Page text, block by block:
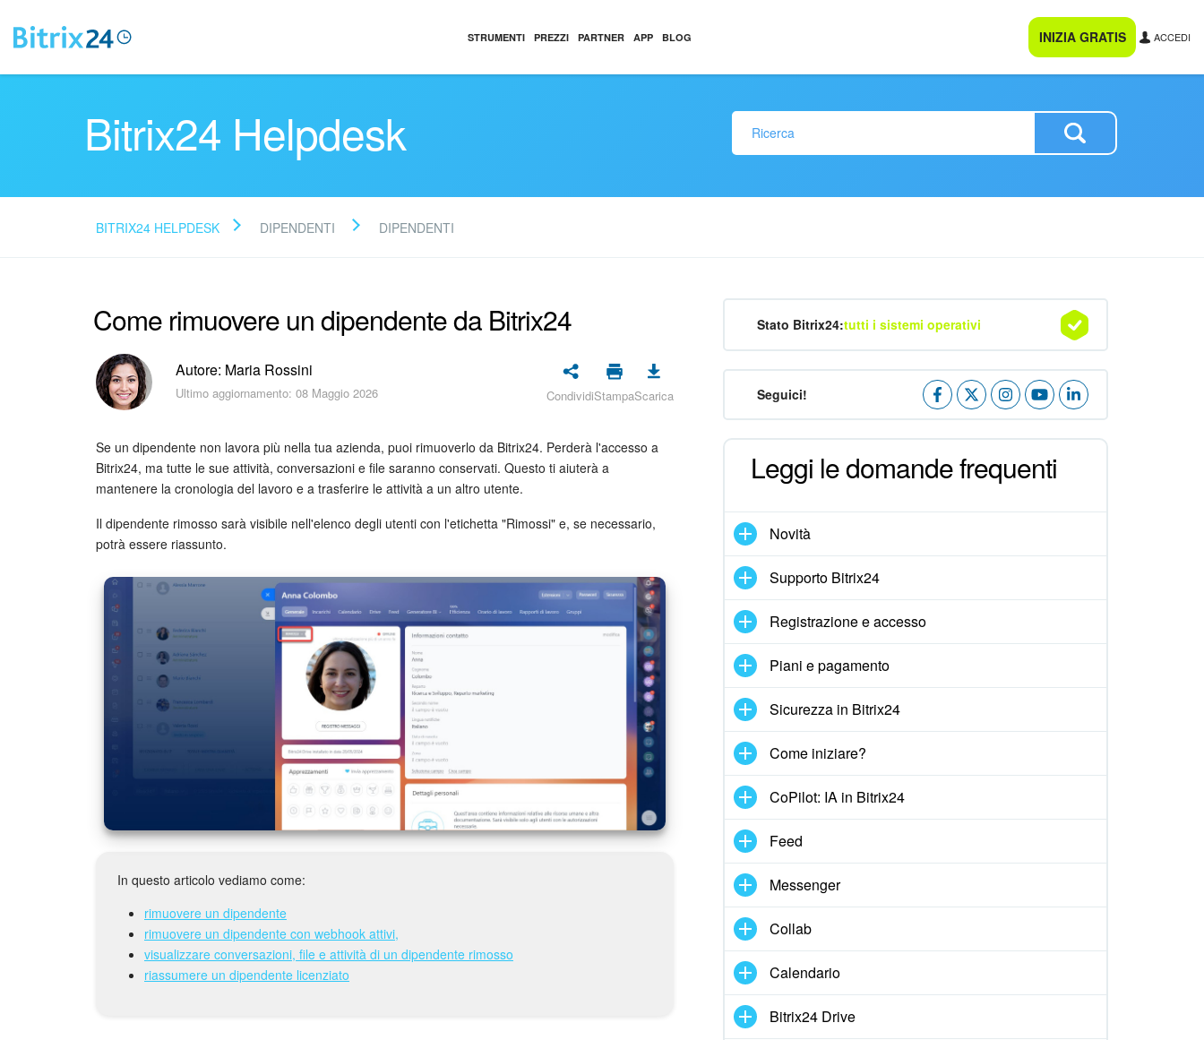
STRUMENTI PREZZI PARTNER APP BLOG INIZIA GRATIS ACCEDI
Bitrix24 Helpdesk
BITRIX24 HELPDESK DIPENDENTI DIPENDENTI
Come rimuovere un dipendente da Bitrix24
Autore: Maria Rossini
Ultimo aggiornamento: 08 Maggio 2026 CondividiStampaScarica
Se un dipendente non lavora più nella tua azienda, puoi rimuoverlo da Bitrix24. Perderà l'accesso a
Bitrix24, ma tutte le sue attività, conversazioni e file saranno conservati. Questo ti aiuterà a
mantenere la cronologia del lavoro e a trasferire le attività a un altro utente.
Il dipendente rimosso sarà visibile nell'elenco degli utenti con l'etichetta "Rimossi" e, se necessario,
potrà essere riassunto.
In questo articolo vediamo come:
rimuovere un dipendente
rimuovere un dipendente con webhook attivi,
visualizzare conversazioni, file e attività di un dipendente rimosso
riassumere un dipendente licenziato
Stato Bitrix24:tutti i sistemi operativi
Seguici!
Leggi le domande frequenti
Novità
Supporto Bitrix24
Registrazione e accesso
Piani e pagamento
Sicurezza in Bitrix24
Come iniziare?
CoPilot: IA in Bitrix24
Feed
Messenger
Collab
Calendario
Bitrix24 Drive